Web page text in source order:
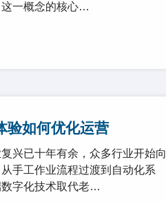
一概念的核心…
验如何优化运营
兴已十年有余，众多行业开始向
手工作业流程过渡到自动化系
字化技术取代老…